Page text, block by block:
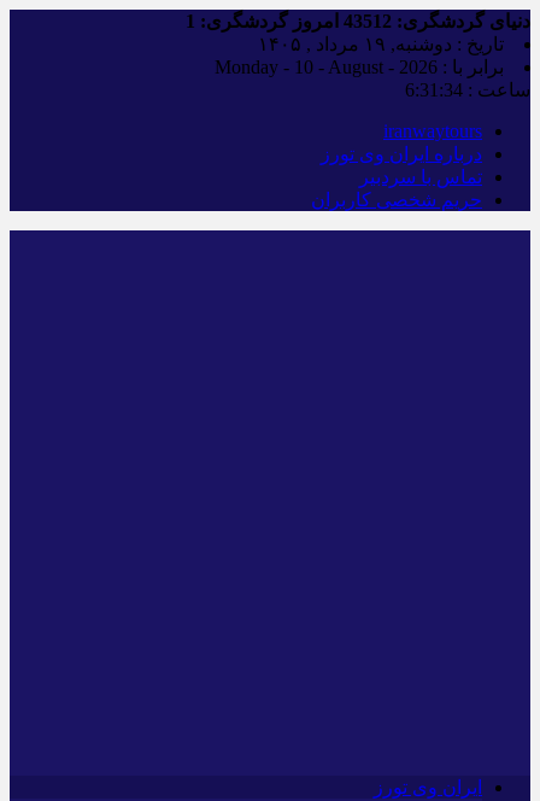
دنیای گردشگری: امروز گردشگری:
تاریخ : دوشنبه, ۱۹ مرداد , ۱۴۰۵
برابر با : Monday - 10 - August - 2026
ساعت : 6:31:35
iranwaytours
درباره ایران وی تورز
تماس با سردبیر
حریم شخصی کاربران
ایران وی تورز